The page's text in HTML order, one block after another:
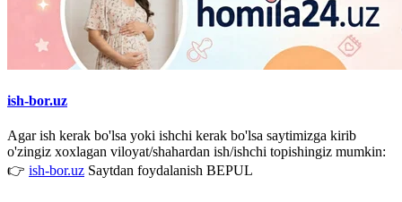
ish-bor.uz
Agar ish kerak bo'lsa yoki ishchi kerak bo'lsa saytimizga kirib
o'zingiz xoxlagan viloyat/shahardan ish/ishchi topishingiz mumkin:
👉 ish-bor.uz Saytdan foydalanish BEPUL